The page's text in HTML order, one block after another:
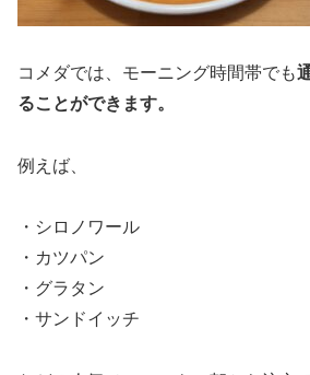
コメダでは、モーニング時間帯でも
ることができます。
例えば、
・シロノワール
・カツパン
・グラタン
・サンドイッチ